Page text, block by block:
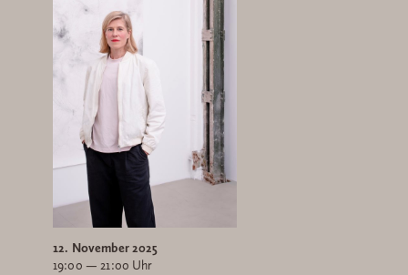
12. November 2025
19:00 — 21:00 Uhr